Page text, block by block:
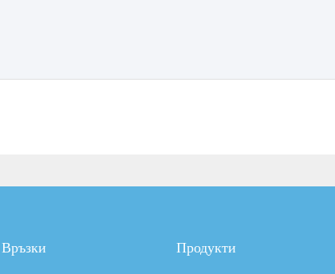
Връзки Продукти